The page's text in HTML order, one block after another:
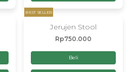
BEST SELLER
Jerujen Stool
Rp750.000
Beli